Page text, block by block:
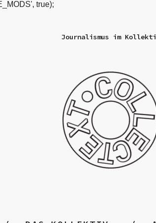
true);
Journalismus im